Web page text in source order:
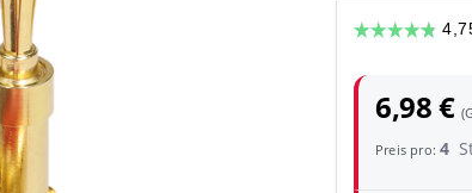
6,98 €
Preis pro:4